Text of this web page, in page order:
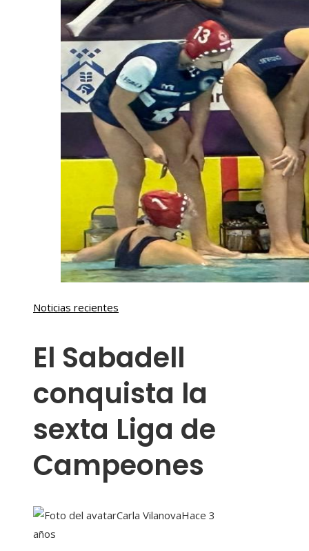
Noticias recientes
El Sabadell
conquista la
sexta Liga de
Campeones
Carla VilanovaHace 3
años